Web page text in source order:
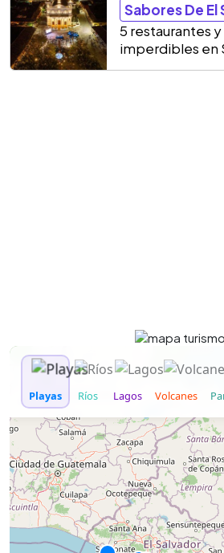
Sabores De El
5 restaurantes
imperdibles en